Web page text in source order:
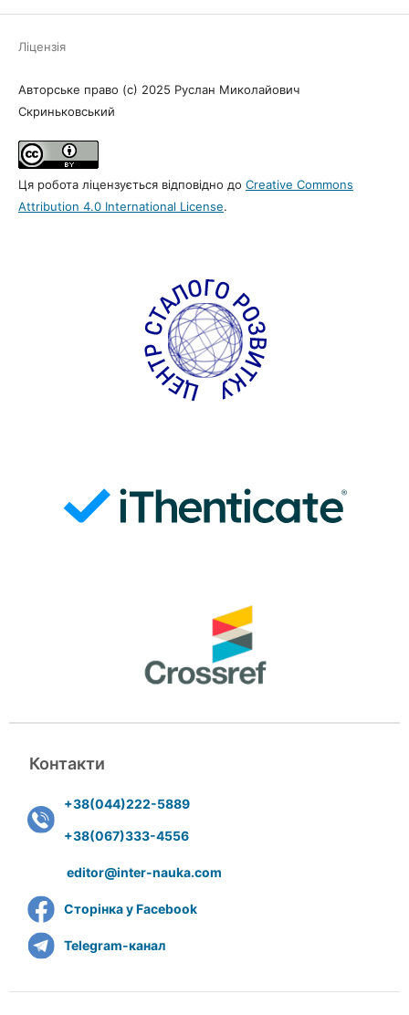
Ліцензія
Авторське право (c) 2025 Руслан Миколайович
Скриньковський
Ця робота ліцензується відповідно до Creative Commons
Attribution 4.0 International License.
Контакти
+38(044)222-5889
+38(067)333-4556
editor@inter-nauka.com
Сторінка у Facebook
Telegram-канал